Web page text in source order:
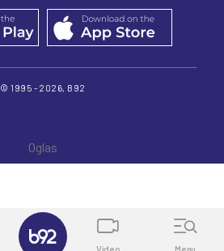
© 1995 - 2026, B92
✕